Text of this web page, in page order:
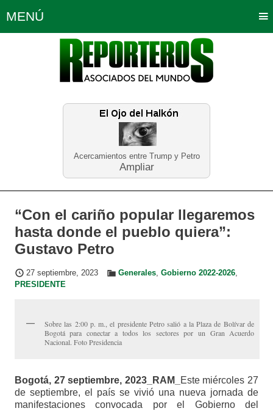
Acercamientos entre Trump y Petro
Ampliar
MENÚ
Política Opinión Bogotá
Planeta Tierra Deportes
Educación Neira
“Con el cariño popular llegaremos
hasta donde el pueblo quiera”:
Gustavo Petro
27 septiembre, 2023 Generales, Gobierno 2022-2026,
PRESIDENTE
Sobre las 2:00 p. m., el presidente Petro salió a la Plaza de Bolívar de
Bogotá para conectar a todos los sectores por un Gran Acuerdo
Nacional. Foto Presidencia
Bogotá, 27 septiembre, 2023_RAM_
Este miércoles 27
de septiembre, el país se vivió una nueva jornada de
manifestaciones convocada por el Gobierno del